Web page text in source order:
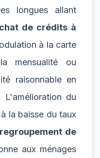
longues allant
de crédits à
à la carte
mensualité ou
raisonnable en
du
la baisse du taux
regroupement de
aux ménages